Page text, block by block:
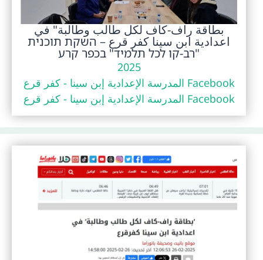
بطاقة راف-كاف لكل طالب وطالبة" في
اعدادية ابن سينا كفر قرع – השקת תוכנית
"רב-קו לכל תלמיד" בכפר קרע
2025
Facebook المدرسة الإعدادية إبن سينا - كفر قرع
Facebook المدرسة الإعدادية إبن سينا - كفر قرع